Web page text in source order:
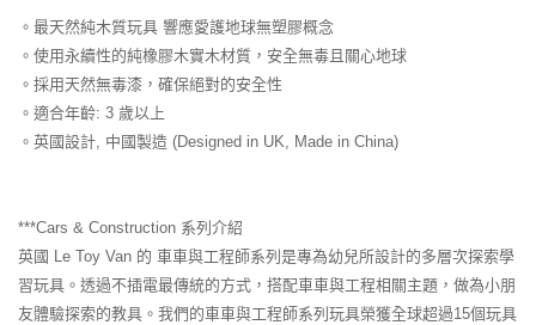
。最天然純木質玩具 響應愛護地球無塑膠概念
。使用永續性的純橡膠木實木材質，安全無毒且關心地球
。採用天然無毒漆，確保絕對的安全性
。適合年齡: 3 歲以上
。英國設計, 中國製造 (Designed in UK, Made in China)
***Cars & Construction 系列介紹
英國 Le Toy Van 的 車車與工程師系列是專為幼兒所設計的多層次探索學
習玩具。透過不插電最傳統的方式，搭配車車與工程相關主題，做為小朋
友體驗探索的教具。我們的車車與工程師系列玩具榮獲全球超過15個玩具